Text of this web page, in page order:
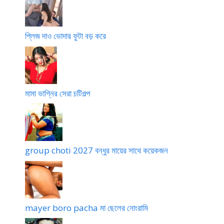
প্লিজ দাও ভোদার ফুটা বড় করে
মামা ভাগ্নির সেরা চটিগল্প
group choti 2027 বন্ধুর মায়ের সাথে কয়েকজন
mayer boro pacha মা ছেলের নোংরামি